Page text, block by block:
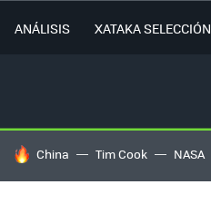
ANÁLISIS XATAKA SELECCIÓN
HOY SE HABLA DE
China Tim Cook NASA